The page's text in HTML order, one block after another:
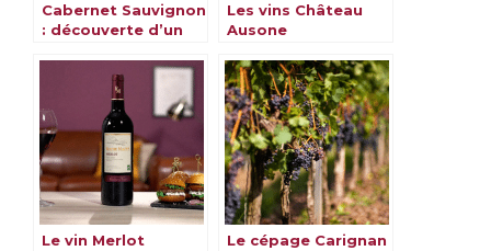
Cabernet Sauvignon
: découverte d’un
emblématique
Les vins Château
Ausone
Le vin Merlot Le cépage Carignan